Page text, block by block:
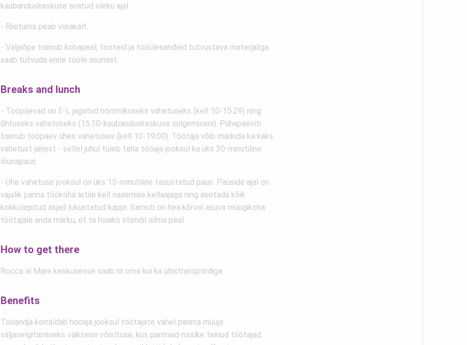
kaubanduskeskuse avatud oleku ajal.
- Riietuma peab viisakalt.
- Väljaõpe toimub kohapeal, tooteid ja tööülesandeid tutvustava materjaliga
saab tutvuda enne tööle asumist.
Breaks and lunch
- Tööpäevad on E-L jagatud hommikuseks vahetuseks (kell 10-15.29) ning
õhtuseks vahetuseks (15.30-kaubanduskeskuse sulgemiseni). Pühapäeviti
toimub tööpäev ühes vahetuses (kell 10-19.00). Töötaja võib märkida ka kaks
vahetust järjest - sellel juhul tuleb teha tööaja jooksul ka üks 30-minutiline
lõunapaus.
- Ühe vahetuse jooksul on üks 15-minutiline tasustatud paus. Pauside ajal on
vajalik panna töökoha letile kell naasmise kellaajaga ning asetada kõik
kokkulepitud asjad lukustatud kappi. Samuti on hea kõrval asuva müügikoha
töötajale anda märku, et ta hoiaks stendil silma peal.
How to get there
Rocca al Mare keskusesse saab nii oma kui ka ühistranspordiga.
Benefits
Tööandja korraldab hooaja jooksul töötajate vahel parima müüja
väljaselgitamiseks väiksese võisltuse, kus parimaid müüke teinud töötajad